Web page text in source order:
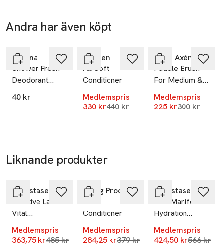
Andra har även köpt
Rexona
Shower Fresh
Deodorant
RollOn
40 kr
-25%
Redken
All Soft
Conditioner
Medlemspris
330 krLägsta pris 30 dagar
440 kr
Björn Axén
Paddle Brush
For Medium &
Long Hair
Medlemspris
225 krLägsta pris
300 kr
Liknande produkter
Kérastase
Nutritive Lait
Vital
Conditioner
Medlemspris
363,75 krLägsta pris 30 dagar
485 kr
Living Proof
Curl
Conditioner
Medlemspris
284,25 krLägsta pris 30 dagar
379 kr
Kérastase
Curl Manifesto
Hydration
Essentielle
Conditioner
Medlemspris
424,50 krLägsta
566 kr